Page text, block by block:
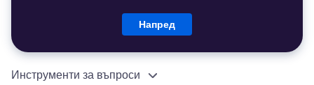
Напред
Инструменти за въпроси